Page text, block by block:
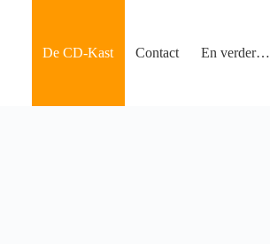
De CD-Kast Contact En verder…